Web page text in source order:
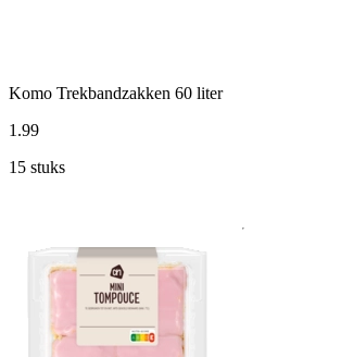
Komo Trekbandzakken 60 liter
1 .99
15 stuks